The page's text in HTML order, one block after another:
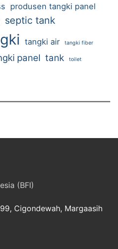
produsen tangki panel
septic tank
tangki air tangki fiber
panel tank toilet
(BFI)
Cigondewah, Margaasih